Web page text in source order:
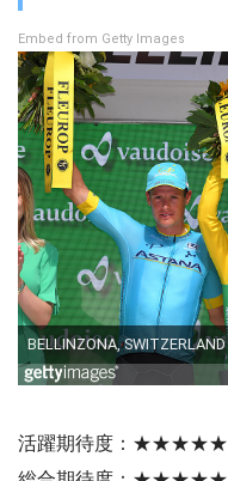
Embed from Getty Images
活躍期待度：★★★★★